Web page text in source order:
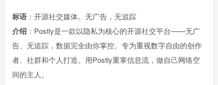
标语 ：开源社交媒体。无广告，无追踪
介绍 ：Postly是一款以隐私为核心的开源社交平台——无广
告、无追踪，数据完全由你掌控。专为重视数字自由的创作
者、社群和个人打造。用Postly重掌信息流，做自己网络空
间的主人。